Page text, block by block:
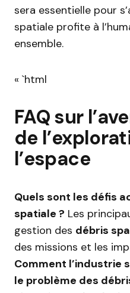
sera essentielle pour
spatiale profite à
ensemble.
« `html
FAQ sur
de
l’espace
Quels sont les défis
spatiale ? Les
gestion des débris
des missions et les
Comment
le problème des